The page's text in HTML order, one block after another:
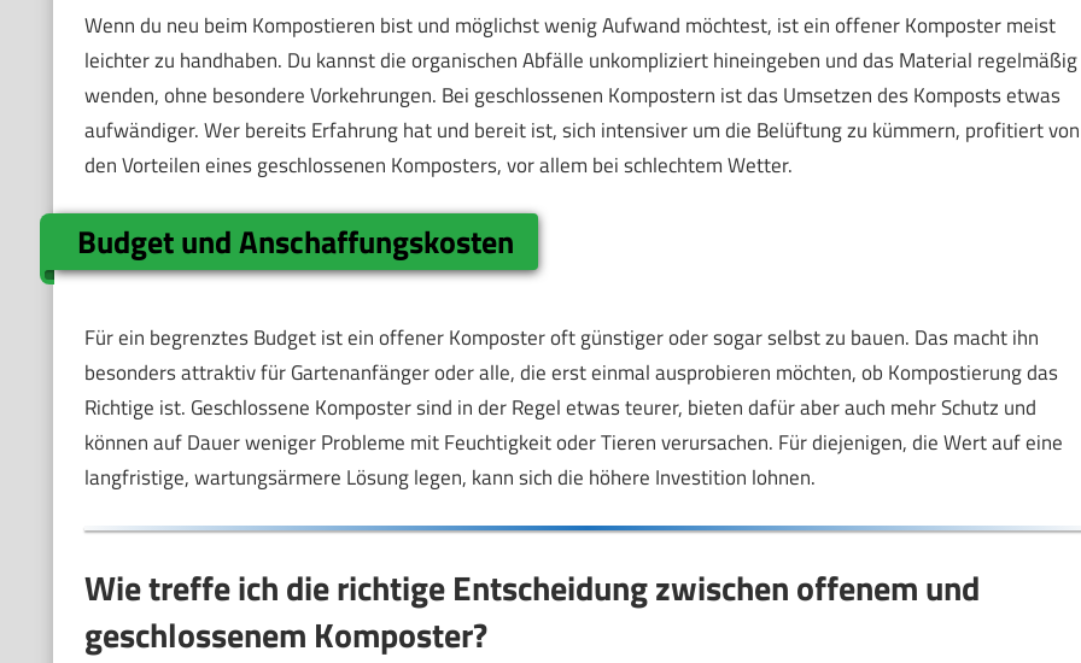
Wenn du neu beim Kompostieren bist und möglichst wenig Aufwand möchtest, ist ein offener Komposter meist
leichter zu handhaben. Du kannst die organischen Abfälle unkompliziert hineingeben und das Material regelmäßig
wenden, ohne besondere Vorkehrungen. Bei geschlossenen Kompostern ist das Umsetzen des Komposts etwas
aufwändiger. Wer bereits Erfahrung hat und bereit ist, sich intensiver um die Belüftung zu kümmern, profitiert von
den Vorteilen eines geschlossenen Komposters, vor allem bei schlechtem Wetter.
Budget und Anschaffungskosten
Für ein begrenztes Budget ist ein offener Komposter oft günstiger oder sogar selbst zu bauen. Das macht ihn
besonders attraktiv für Gartenanfänger oder alle, die erst einmal ausprobieren möchten, ob Kompostierung das
Richtige ist. Geschlossene Komposter sind in der Regel etwas teurer, bieten dafür aber auch mehr Schutz und
können auf Dauer weniger Probleme mit Feuchtigkeit oder Tieren verursachen. Für diejenigen, die Wert auf eine
langfristige, wartungsärmere Lösung legen, kann sich die höhere Investition lohnen.
Wie treffe ich die richtige Entscheidung zwischen offenem und
geschlossenem Komposter?